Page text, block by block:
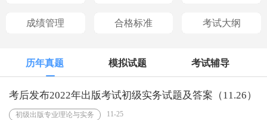
成绩管理 合格标准 考试大纲
历年真题 模拟试题 考试辅导
考后发布2022年出版考试初级实务试题及答案（11.26）
初级出版专业理论与实务 11-25